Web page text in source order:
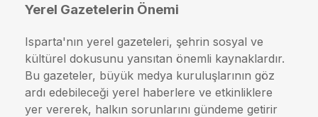
Yerel Gazetelerin Önemi
Isparta'nın yerel gazeteleri, şehrin sosyal ve
kültürel dokusunu yansıtan önemli kaynaklardır.
Bu gazeteler, büyük medya kuruluşlarının göz
ardı edebileceği yerel haberlere ve etkinliklere
yer vererek, halkın sorunlarını gündeme getirir